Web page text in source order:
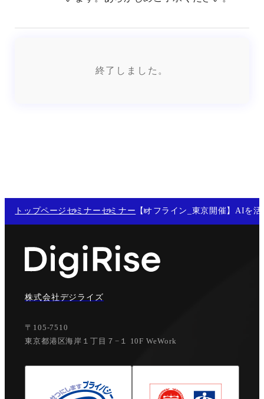
終了しました。
トップページセミナーセミナー 【オフライン_東京開催】AIを
株式会社デジライズ
〒105-7510
東京都港区海岸１丁目７−１ 10F WeWork